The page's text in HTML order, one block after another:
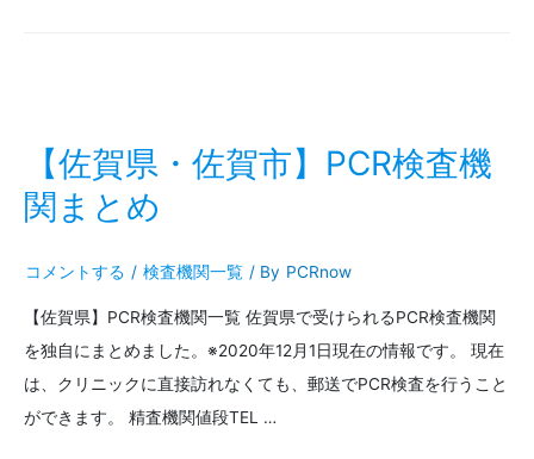
市】
検
査
機
関
【佐賀県・佐賀市】PCR検査機
関まとめ
コメントする / 検査機関一覧 / By PCRnow
【佐賀県】PCR検査機関一覧 佐賀県で受けられるPCR検査機関
を独自にまとめました。※2020年12月1日現在の情報です。 現在
は、クリニックに直接訪れなくても、郵送でPCR検査を行うこと
ができます。 精査機関値段TEL …